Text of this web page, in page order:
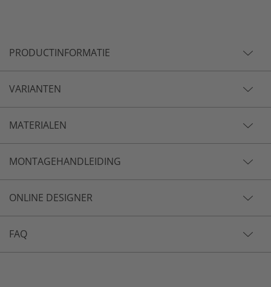
PRODUCTINFORMATIE
VARIANTEN
MATERIALEN
MONTAGEHANDLEIDING
ONLINE DESIGNER
FAQ